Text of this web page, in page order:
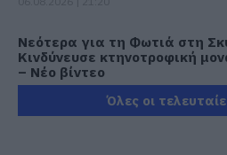
Νεότερα για τη Φωτιά στη
Κινδύνευσε κτηνοτροφική
– Νέο βίντεο
06.08.2026 | 21:00Όλες οι